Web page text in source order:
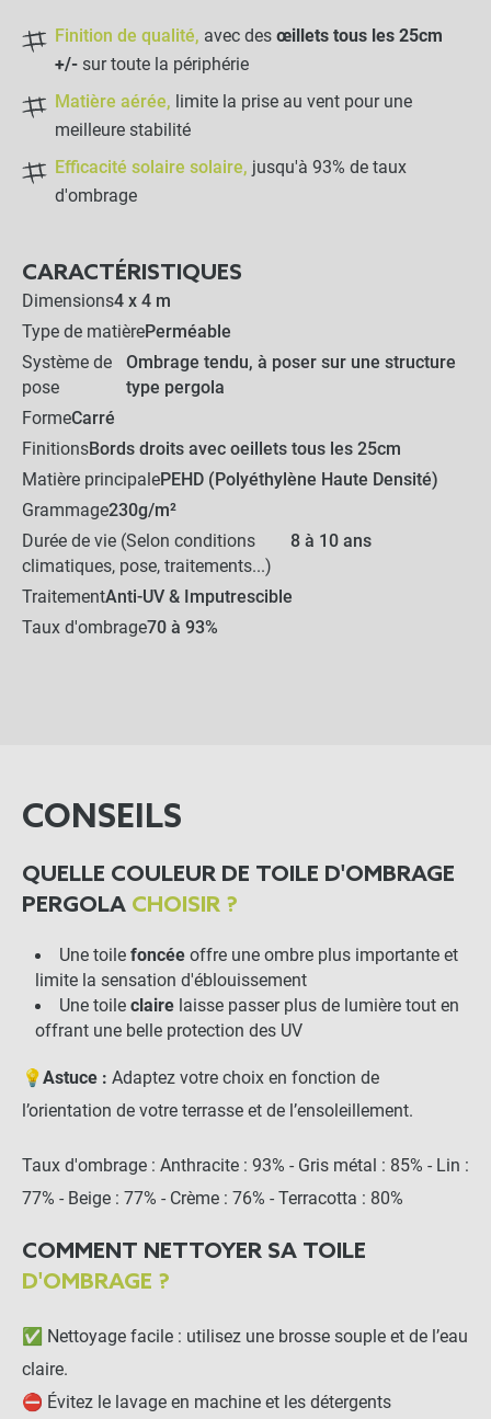
- +
0,80 €
LES PRODUITS ALTERNATIFS
Sac de rangement
Toile d ombrage
162,90 €
Produits associés
AJOUTER L'ENSEMBLE AU
PANIER
Finition de qualité, avec des œillets tous les 25cm
+/- sur toute la périphérie
Matière aérée, limite la prise au vent pour une
meilleure stabilité
Efficacité solaire solaire, jusqu'à 93% de taux
d'ombrage
CARACTÉRISTIQUES
Dimensions4 x 4 m
Type de matièrePerméable
Système de
pose
Ombrage tendu, à poser sur une structure
type pergola
FormeCarré
FinitionsBords droits avec oeillets tous les 25cm
Matière principalePEHD (Polyéthylène Haute Densité)
Grammage230g/m²
Durée de vie (Selon conditions
climatiques, pose, traitements...)
8 à 10 ans
TraitementAnti-UV & Imputrescible
Taux d'ombrage70 à 93%
CONSEILS
QUELLE COULEUR DE TOILE D'OMBRAGE
PERGOLA CHOISIR ?
Une toile foncéeoffre une ombre plus importante et
limite la sensation d'éblouissement
Une toile clairelaisse passer plus de lumière tout en
offrant une belle protection des UV
💡Astuce : Adaptez votre choix en fonction de
l’orientation de votre terrasse et de l’ensoleillement.
Taux d'ombrage : Anthracite : 93% - Gris métal : 85% - Lin :
77% - Beige : 77% - Crème : 76% - Terracotta : 80%
COMMENT NETTOYER SA TOILE
D'OMBRAGE ?
✅ Nettoyage facile : utilisez une brosse souple et de l’eau
claire.
⛔ Évitez le lavage en machine et les détergents